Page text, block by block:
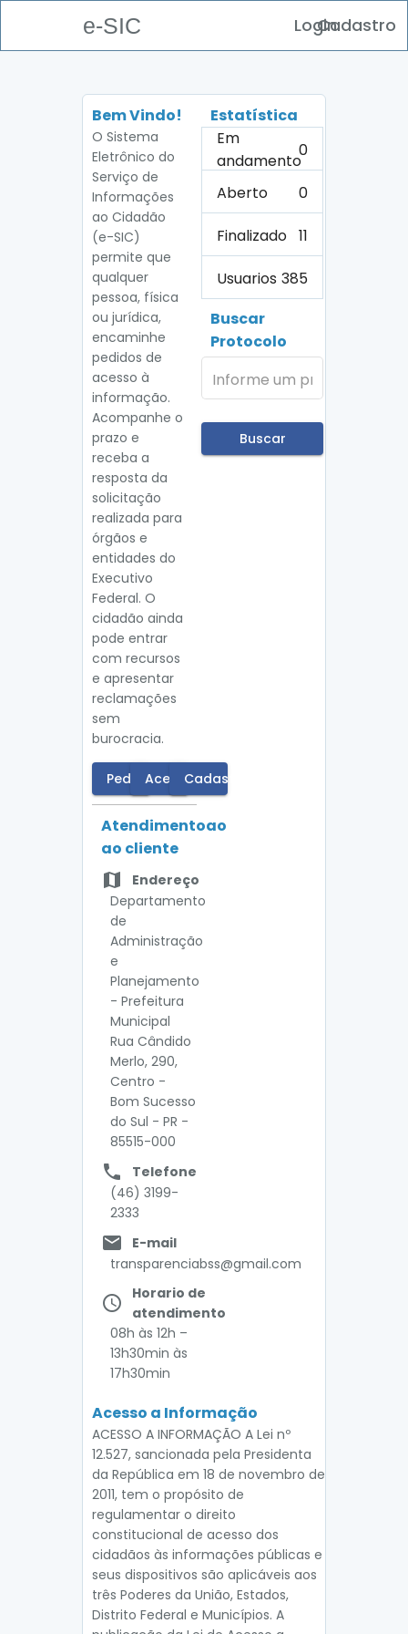
e-SIC LoginCadastro
Bem Vindo!
O Sistema
Eletrônico do
Serviço de
Informações
ao Cidadão
(e-SIC)
permite que
qualquer
pessoa, física
ou jurídica,
encaminhe
pedidos de
acesso à
informação.
Acompanhe o
prazo e
receba a
resposta da
solicitação
realizada para
órgãos e
entidades do
Executivo
Federal. O
cidadão ainda
pode entrar
com recursos
e apresentar
reclamações
sem
burocracia.
PedidoAcessarCadastrar
Atendimentoao
ao cliente
map
Endereço
Departamento
de
Administração
e
Planejamento
- Prefeitura
Municipal
Rua Cândido
Merlo, 290,
Centro -
Bom Sucesso
do Sul - PR -
85515-000
local_phone
Telefone
(46) 3199-
2333
email
E-mail
transparenciabss@gmail.com
access_time
Horario de
atendimento
08h às 12h –
13h30min às
17h30min
Estatística
Em
andamento
0
Aberto 0
Finalizado 11
Usuarios 385
Buscar
Protocolo
Buscar
Acesso a Informação
ACESSO A INFORMAÇÃO A Lei nº
12.527, sancionada pela Presidenta
da República em 18 de novembro de
2011, tem o propósito de
regulamentar o direito
constitucional de acesso dos
cidadãos às informações públicas e
seus dispositivos são aplicáveis aos
três Poderes da União, Estados,
Distrito Federal e Municípios. A